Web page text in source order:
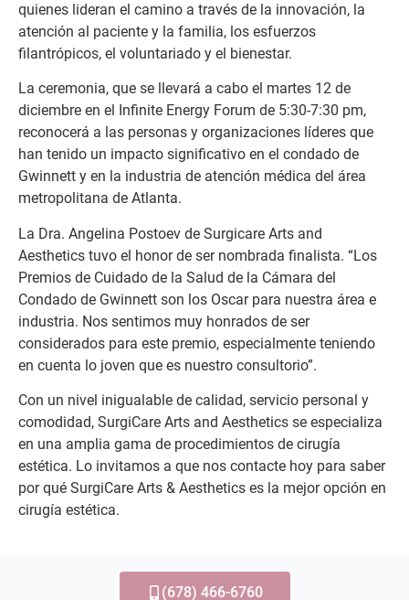
quienes lideran el camino a través de la innovación, la
atención al paciente y la familia, los esfuerzos
filantrópicos, el voluntariado y el bienestar.
La ceremonia, que se llevará a cabo el martes 12 de
diciembre en el Infinite Energy Forum de 5:30-7:30 pm,
reconocerá a las personas y organizaciones líderes que
han tenido un impacto significativo en el condado de
Gwinnett y en la industria de atención médica del área
metropolitana de Atlanta.
La Dra. Angelina Postoev de Surgicare Arts and
Aesthetics tuvo el honor de ser nombrada finalista. “Los
Premios de Cuidado de la Salud de la Cámara del
Condado de Gwinnett son los Oscar para nuestra área e
industria. Nos sentimos muy honrados de ser
considerados para este premio, especialmente teniendo
en cuenta lo joven que es nuestro consultorio”.
Con un nivel inigualable de calidad, servicio personal y
comodidad, SurgiCare Arts and Aesthetics se especializa
en una amplia gama de procedimientos de cirugía
estética. Lo invitamos a que nos contacte hoy para saber
por qué SurgiCare Arts & Aesthetics es la mejor opción en
cirugía estética.
(678) 466-6760